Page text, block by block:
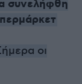
συνελήφθη
οι